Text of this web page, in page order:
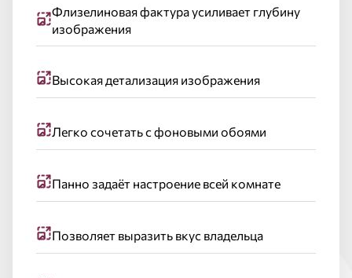
Флизелиновая фактура усиливает глубину
изображения
Высокая детализация изображения
Легко сочетать с фоновыми обоями
Панно задаёт настроение всей комнате
Позволяет выразить вкус владельца